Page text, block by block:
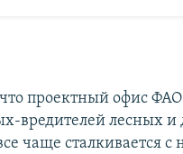
проектный офис
вредителей лесных и
чаще сталкивается